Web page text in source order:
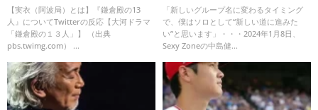
応【大河ドラマ「鎌倉殿の１３
人」】
【実衣（阿波局）とは】『鎌倉殿の13
人』についてTwitterの反応【大河ドラマ
「鎌倉殿の１３人」】 （出典
pbs.twimg.com） ...
制！
「新しいグループ名に変わるタイミング
で、僕はソロとして“新しい道に進みた
い”と思います」・・・2024年1月8日、
Sexy Zoneの中島健...